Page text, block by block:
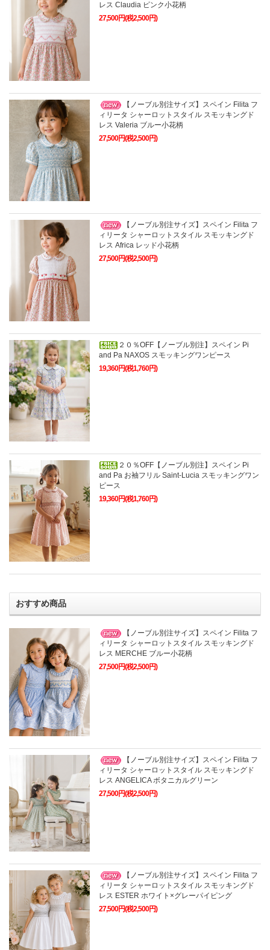
レス Claudia ピンク小花柄
27,500円(税2,500円)
【ノーブル別注サイズ】スペイン Filita フ
ィリータ シャーロットスタイル スモッキングド
レス Valeria ブルー小花柄
27,500円(税2,500円)
【ノーブル別注サイズ】スペイン Filita フ
ィリータ シャーロットスタイル スモッキングド
レス Africa レッド小花柄
27,500円(税2,500円)
２０％OFF【ノーブル別注】スペイン Pi
and Pa NAXOS スモッキングワンピース
19,360円(税1,760円)
２０％OFF【ノーブル別注】スペイン Pi
and Pa お袖フリル Saint-Lucia スモッキングワン
ピース
19,360円(税1,760円)
おすすめ商品
【ノーブル別注サイズ】スペイン Filita フ
ィリータ シャーロットスタイル スモッキングド
レス MERCHE ブルー小花柄
27,500円(税2,500円)
【ノーブル別注サイズ】スペイン Filita フ
ィリータ シャーロットスタイル スモッキングド
レス ANGELICA ボタニカルグリーン
27,500円(税2,500円)
【ノーブル別注サイズ】スペイン Filita フ
ィリータ シャーロットスタイル スモッキングド
レス ESTER ホワイト×グレーパイピング
27,500円(税2,500円)